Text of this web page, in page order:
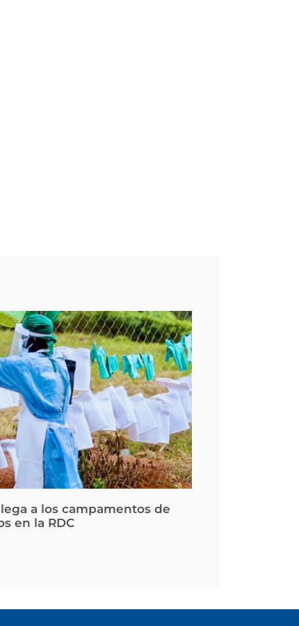
a los campamentos de
en la RDC